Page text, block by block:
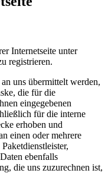
Internetseite unter
registrieren.
uns übermittelt werden,
die für die
eingegebenen
für die interne
erhoben und
einen oder mehrere
ebenfalls
die uns zuzurechnen ist,